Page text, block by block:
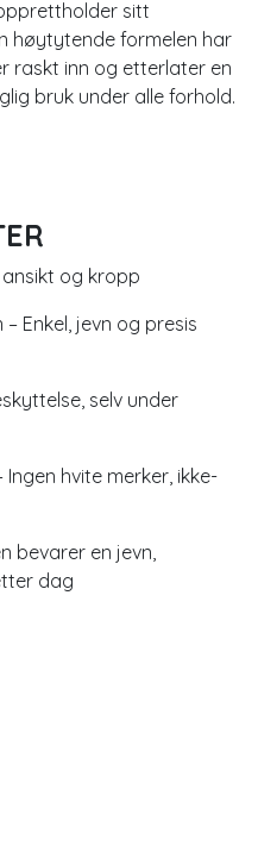
sitt
høytytende formelen har
raskt inn og etterlater en
bruk under alle forhold.
og kropp
Enkel, jevn og presis
selv under
hvite merker, ikke-
bevarer en jevn,
dag